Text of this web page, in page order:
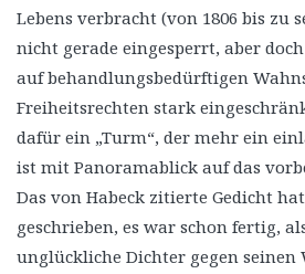
Lebens verbracht (von 1806 bis zu
nicht gerade eingesperrt, aber
auf behandlungsbedürftigen
Freiheitsrechten stark
dafür ein „Turm“, der mehr ein
ist mit Panoramablick auf das
Das von Habeck zitierte Gedicht
geschrieben, es war schon fertig,
unglückliche Dichter gegen